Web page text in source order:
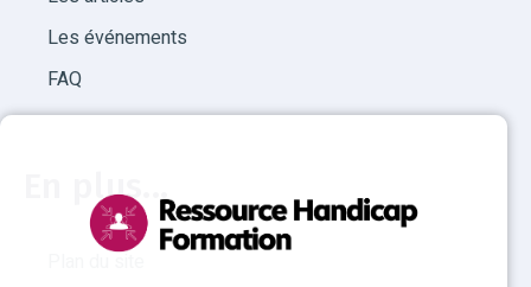
Les événements
FAQ
En plus...
Plan du site